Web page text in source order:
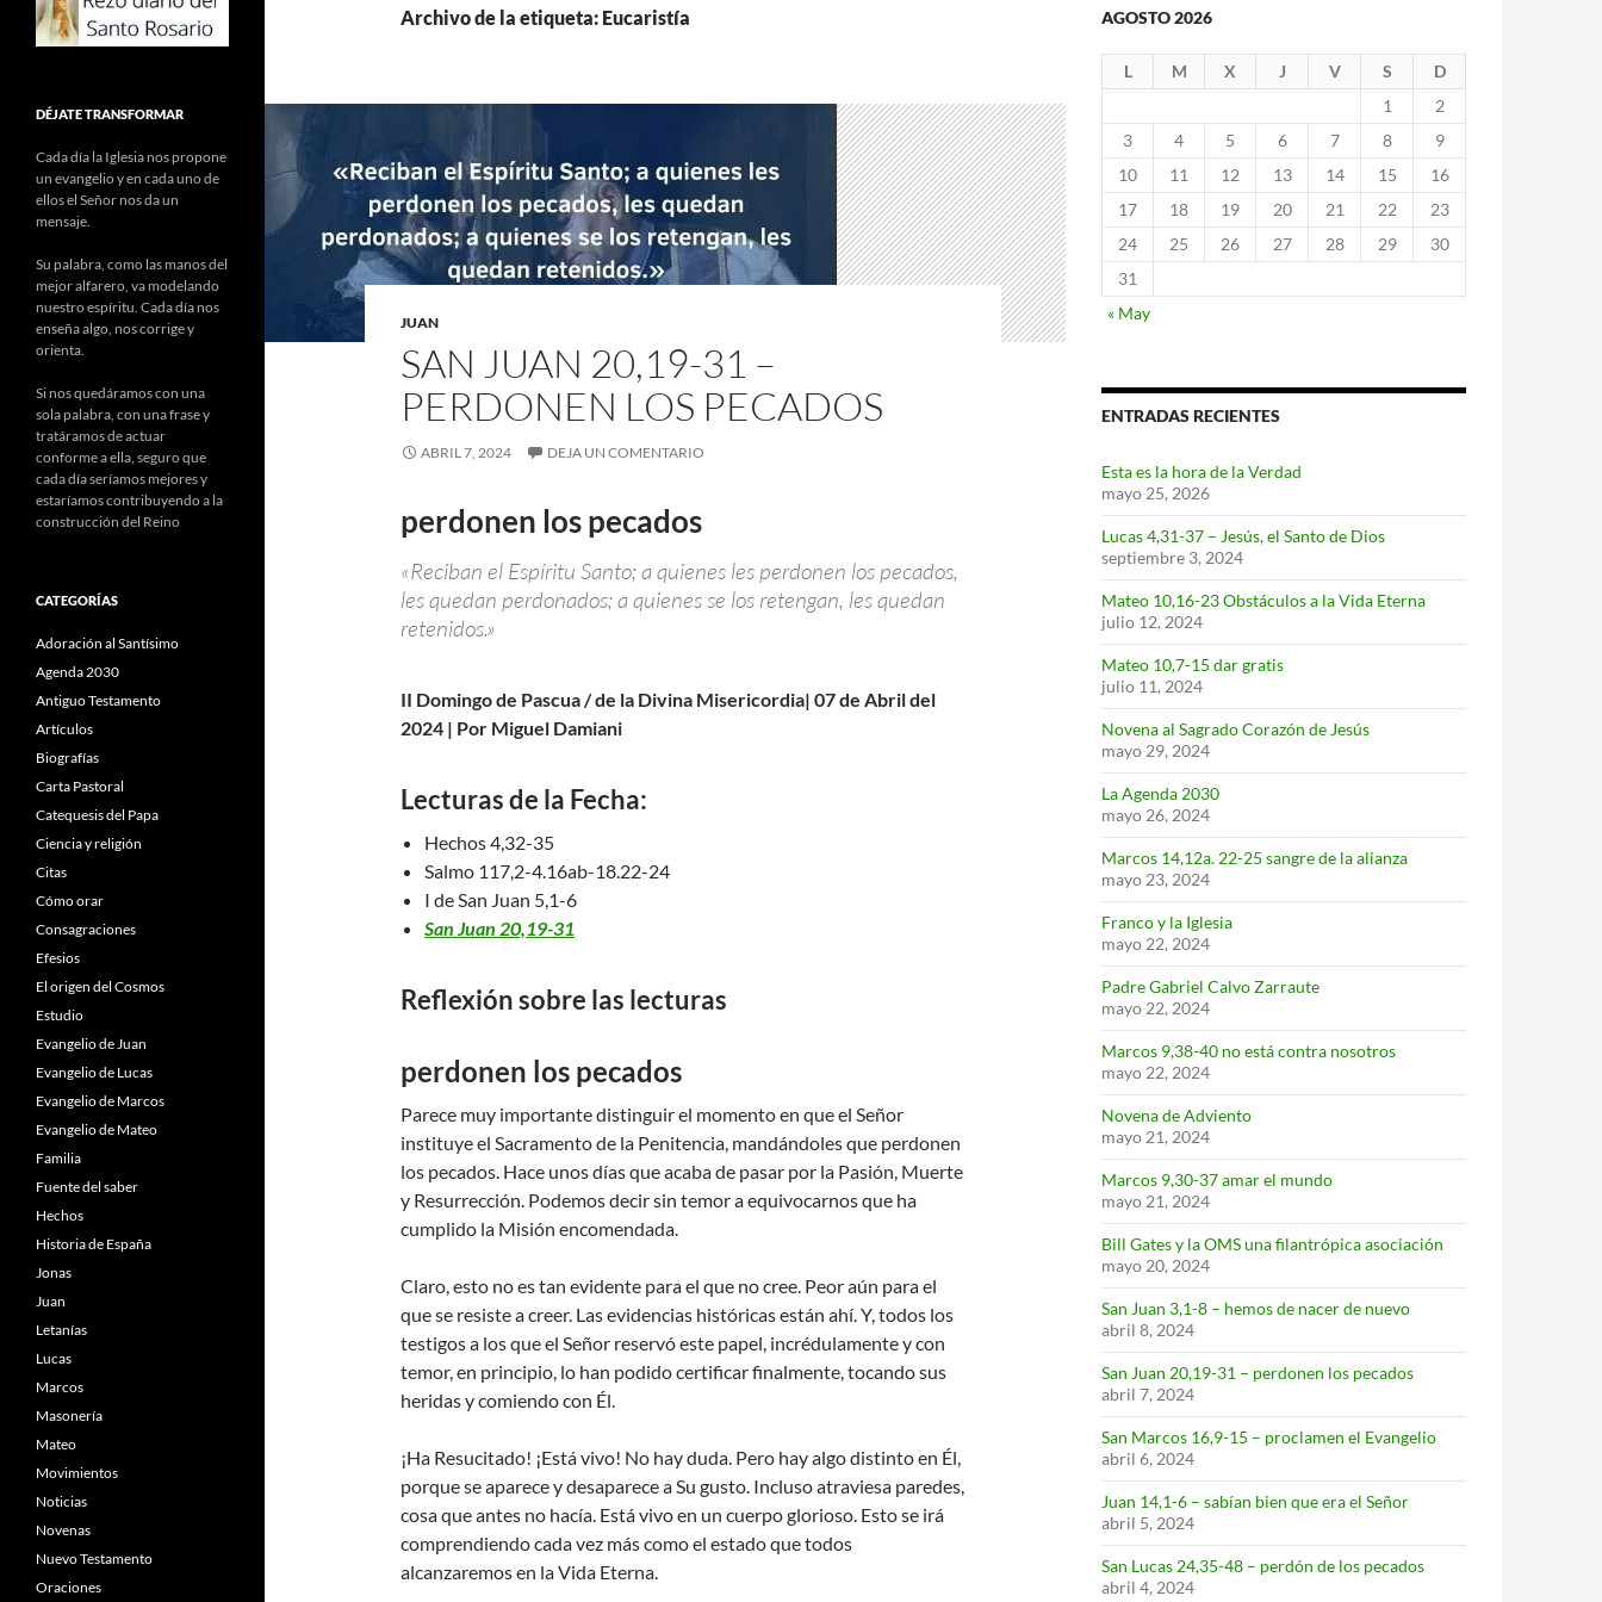
Archivo de la etiqueta: Eucaristía
JUAN
SAN JUAN 20,19-31 –
PERDONEN LOS PECADOS
ABRIL 7, 2024 DEJA UN COMENTARIO
perdonen los pecados
«Reciban el Espíritu Santo; a quienes les perdonen los pecados,
les quedan perdonados; a quienes se los retengan, les quedan
retenidos.»
II Domingo de Pascua / de la Divina Misericordia| 07 de Abril del
2024 | Por Miguel Damiani
Lecturas de la Fecha:
Hechos 4,32-35
Salmo 117,2-4.16ab-18.22-24
I de San Juan 5,1-6
San Juan 20,19-31
Reflexión sobre las lecturas
perdonen los pecados
Parece muy importante distinguir el momento en que el Señor
instituye el Sacramento de la Penitencia, mandándoles que perdonen
los pecados. Hace unos días que acaba de pasar por la Pasión, Muerte
y Resurrección. Podemos decir sin temor a equivocarnos que ha
cumplido la Misión encomendada.
Claro, esto no es tan evidente para el que no cree. Peor aún para el
que se resiste a creer. Las evidencias históricas están ahí. Y, todos los
testigos a los que el Señor reservó este papel, incrédulamente y con
temor, en principio, lo han podido certificar finalmente, tocando sus
heridas y comiendo con Él.
¡Ha Resucitado! ¡Está vivo! No hay duda. Pero hay algo distinto en Él,
porque se aparece y desaparece a Su gusto. Incluso atraviesa paredes,
cosa que antes no hacía. Está vivo en un cuerpo glorioso. Esto se irá
comprendiendo cada vez más como el estado que todos
alcanzaremos en la Vida Eterna.
AGOSTO 2026
L M X J V S
D
1
2
3
4 5 6 7 8
9
10
11 12 13 14 15
16
17
18 19 20 21 22
23
24
25 26 27 28 29
30
31
« May
ENTRADAS RECIENTES
Esta es la hora de la Verdad
mayo 25, 2026
Lucas 4,31-37 – Jesús, el Santo de Dios
septiembre 3, 2024
Mateo 10,16-23 Obstáculos a la Vida Eterna
julio 12, 2024
Mateo 10,7-15 dar gratis
julio 11, 2024
Novena al Sagrado Corazón de Jesús
mayo 29, 2024
La Agenda 2030
mayo 26, 2024
Marcos 14,12a. 22-25 sangre de la alianza
mayo 23, 2024
Franco y la Iglesia
mayo 22, 2024
Padre Gabriel Calvo Zarraute
mayo 22, 2024
Marcos 9,38-40 no está contra nosotros
mayo 22, 2024
Novena de Adviento
mayo 21, 2024
Marcos 9,30-37 amar el mundo
mayo 21, 2024
Bill Gates y la OMS una filantrópica asociación
mayo 20, 2024
San Juan 3,1-8 – hemos de nacer de nuevo
abril 8, 2024
San Juan 20,19-31 – perdonen los pecados
abril 7, 2024
San Marcos 16,9-15 – proclamen el Evangelio
abril 6, 2024
Juan 14,1-6 – sabían bien que era el Señor
abril 5, 2024
San Lucas 24,35-48 – perdón de los pecados
abril 4, 2024
DÉJATE TRANSFORMAR
Cada día la Iglesia nos propone
un evangelio y en cada uno de
ellos el Señor nos da un
mensaje.
Su palabra, como las manos del
mejor alfarero, va modelando
nuestro espíritu. Cada día nos
enseña algo, nos corrige y
orienta.
Si nos quedáramos con una
sola palabra, con una frase y
tratáramos de actuar
conforme a ella, seguro que
cada día seríamos mejores y
estaríamos contribuyendo a la
construcción del Reino
CATEGORÍAS
Adoración al Santísimo
Agenda 2030
Antiguo Testamento
Artículos
Biografías
Carta Pastoral
Catequesis del Papa
Ciencia y religión
Citas
Cómo orar
Consagraciones
Efesios
El origen del Cosmos
Estudio
Evangelio de Juan
Evangelio de Lucas
Evangelio de Marcos
Evangelio de Mateo
Familia
Fuente del saber
Hechos
Historia de España
Jonas
Juan
Letanías
Lucas
Marcos
Masonería
Mateo
Movimientos
Noticias
Novenas
Nuevo Testamento
Oraciones